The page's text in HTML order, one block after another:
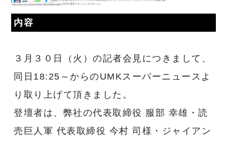
内容
３月３０日（火）の記者会見につきまして、
同日18:25～からのUMKスーパーニュースよ
り取り上げて頂きました。
登壇者は、弊社の代表取締役 服部 幸雄・読
売巨人軍 代表取締役 今村 司様・ジャイアン